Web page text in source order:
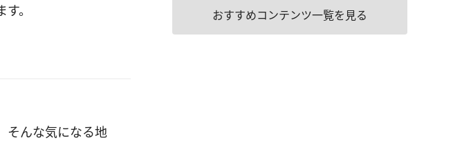
。
そんな気になる地
おすすめコンテンツ一覧を見る